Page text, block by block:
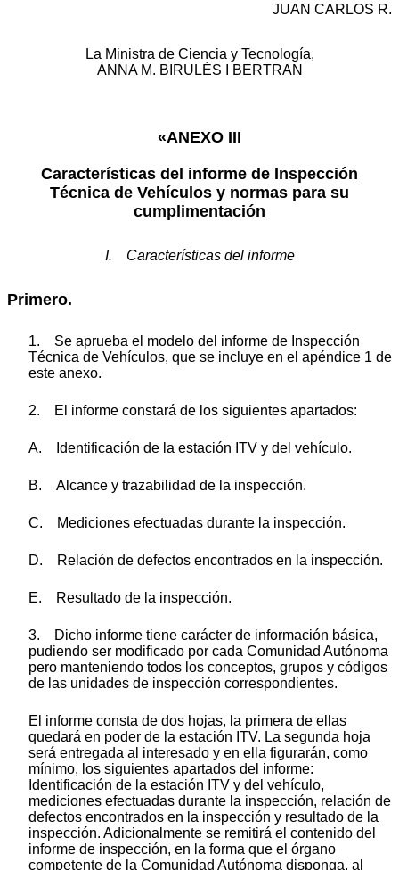
JUAN CARLOS R.
La Ministra de Ciencia y Tecnología,
ANNA M. BIRULÉS I BERTRAN
«ANEXO III
Características del informe de Inspección
Técnica de Vehículos y normas para su
cumplimentación
I. Características del informe
Primero.
1. Se aprueba el modelo del informe de Inspección
Técnica de Vehículos, que se incluye en el apéndice 1 de
este anexo.
2. El informe constará de los siguientes apartados:
A. Identificación de la estación ITV y del vehículo.
B. Alcance y trazabilidad de la inspección.
C. Mediciones efectuadas durante la inspección.
D. Relación de defectos encontrados en la inspección.
E. Resultado de la inspección.
3. Dicho informe tiene carácter de información básica,
pudiendo ser modificado por cada Comunidad Autónoma
pero manteniendo todos los conceptos, grupos y códigos
de las unidades de inspección correspondientes.
El informe consta de dos hojas, la primera de ellas
quedará en poder de la estación ITV. La segunda hoja
será entregada al interesado y en ella figurarán, como
mínimo, los siguientes apartados del informe:
Identificación de la estación ITV y del vehículo,
mediciones efectuadas durante la inspección, relación de
defectos encontrados en la inspección y resultado de la
inspección. Adicionalmente se remitirá el contenido del
informe de inspección, en la forma que el órgano
competente de la Comunidad Autónoma disponga, al